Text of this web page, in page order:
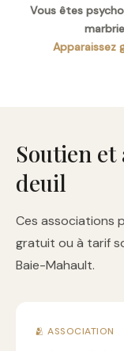
Vous êtes
Apparaissez
Soutien et
deuil
Ces associations
gratuit ou à tarif
Baie-Mahault.
🫂 ASSOCIATION